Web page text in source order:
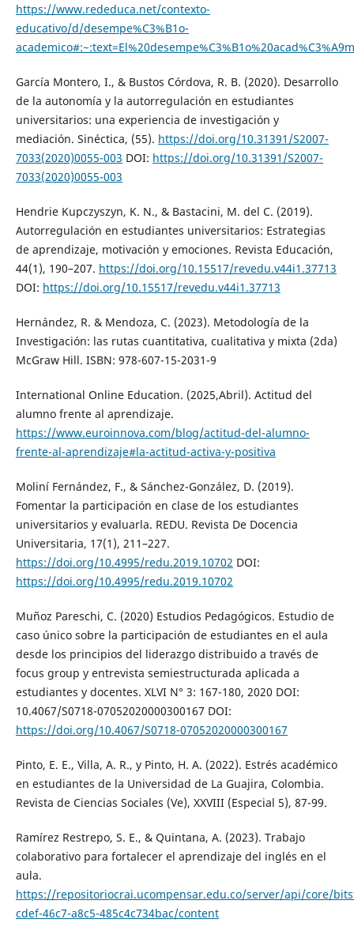
https://www.rededuca.net/contexto-
educativo/d/desempe%C3%B1o-
García Montero, I., & Bustos Córdova, R. B. (2020). Desarrollo
de la autonomía y la autorregulación en estudiantes
universitarios: una experiencia de investigación y
mediación. Sinéctica, (55). https://doi.org/10.31391/S2007-
7033(2020)0055-003 DOI: https://doi.org/10.31391/S2007-
7033(2020)0055-003
Hendrie Kupczyszyn, K. N., & Bastacini, M. del C. (2019).
Autorregulación en estudiantes universitarios: Estrategias
de aprendizaje, motivación y emociones. Revista Educación,
44(1), 190–207. https://doi.org/10.15517/revedu.v44i1.37713
DOI: https://doi.org/10.15517/revedu.v44i1.37713
Hernández, R. & Mendoza, C. (2023). Metodología de la
Investigación: las rutas cuantitativa, cualitativa y mixta (2da)
McGraw Hill. ISBN: 978-607-15-2031-9
International Online Education. (2025,Abril). Actitud del
alumno frente al aprendizaje.
https://www.euroinnova.com/blog/actitud-del-alumno-
frente-al-aprendizaje#la-actitud-activa-y-positiva
Moliní Fernández, F., & Sánchez-González, D. (2019).
Fomentar la participación en clase de los estudiantes
universitarios y evaluarla. REDU. Revista De Docencia
Universitaria, 17(1), 211–227.
https://doi.org/10.4995/redu.2019.10702 DOI:
https://doi.org/10.4995/redu.2019.10702
Muñoz Pareschi, C. (2020) Estudios Pedagógicos. Estudio de
caso único sobre la participación de estudiantes en el aula
desde los principios del liderazgo distribuido a través de
focus group y entrevista semiestructurada aplicada a
estudiantes y docentes. XLVI N° 3: 167-180, 2020 DOI:
10.4067/S0718-07052020000300167 DOI:
https://doi.org/10.4067/S0718-07052020000300167
Pinto, E. E., Villa, A. R., y Pinto, H. A. (2022). Estrés académico
en estudiantes de la Universidad de La Guajira, Colombia.
Revista de Ciencias Sociales (Ve), XXVIII (Especial 5), 87-99.
Ramírez Restrepo, S. E., & Quintana, A. (2023). Trabajo
colaborativo para fortalecer el aprendizaje del inglés en el
aula.
https://repositoriocrai.ucompensar.edu.co/server/api/core/
cdef-46c7-a8c5-485c4c734bac/content